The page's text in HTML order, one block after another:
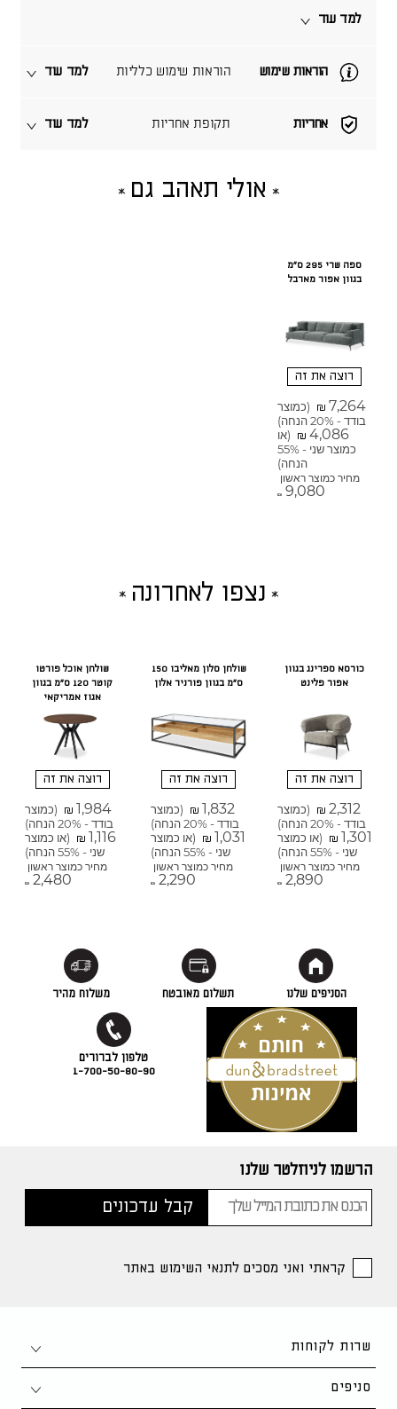
אחריות תקופת אחריות למד עוד
הוראות שימוש הוראות שימוש כלליות למד עוד
למד עוד
אולי תאהב גם
ספה שרי 295 ס"מ
בגוון אפור מארבל
רוצה את זה
₪ 7,264
(כמוצר
בודד - 20% הנחה)
₪ 4,086
(או
כמוצר שני - 55%
הנחה)
מחיר כמוצר ראשון
₪ 9,080
נצפו לאחרונה
כורסא ספרינג בגוון
אפור פלינט
רוצה את זה
₪ 2,312
(כמוצר
בודד - 20% הנחה)
₪ 1,301
(או כמוצר
שני - 55% הנחה)
מחיר כמוצר ראשון
₪ 2,890
שולחן סלון מאליבו 150
ס"מ בגוון פורניר אלון
רוצה את זה
₪ 1,832
(כמוצר
בודד - 20% הנחה)
₪ 1,031
(או כמוצר
שני - 55% הנחה)
מחיר כמוצר ראשון
₪ 2,290
שולחן אוכל פורטו
קוטר 120 ס"מ בגוון
אגוז אמריקאי
רוצה את זה
₪ 1,984
(כמוצר
בודד - 20% הנחה)
₪ 1,116
(או כמוצר
שני - 55% הנחה)
מחיר כמוצר ראשון
₪ 2,480
הסניפים שלנו תשלום מאובטח משלוח מהיר
1-700-50-80-90
הרשמו לניוזלטר שלנו
קראתי ואני מסכים לתנאי השימוש באתר
שרות לקוחות
צור קשר
סניפים